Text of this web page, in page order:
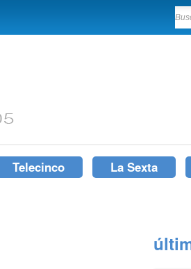
Telecinco La Sexta